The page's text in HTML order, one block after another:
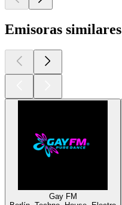
Emisoras similares
Gay FM